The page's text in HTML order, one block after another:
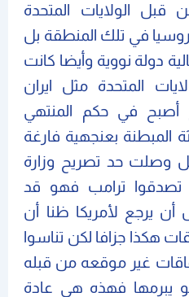
الولايات المتحدة
في تلك المنطقة بل
دولة نووية وأيضا كانت
المتحدة مثل ايران
أصبح في حكم المنتهي
المبطنة بعنجهية فارغة
وصلت حد تصريح وزارة
لا تصدقوا ترامب فهو قد
يرجع لأمريكا ظنا أن
هكذا جزافا لكن تناسوا
غير موقعه من قبله
يبرمها فهذه هي عادة